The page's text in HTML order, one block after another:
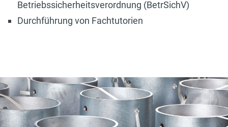
Betriebssicherheitsverordnung (BetrSichV)
Durchführung von Fachtutorien